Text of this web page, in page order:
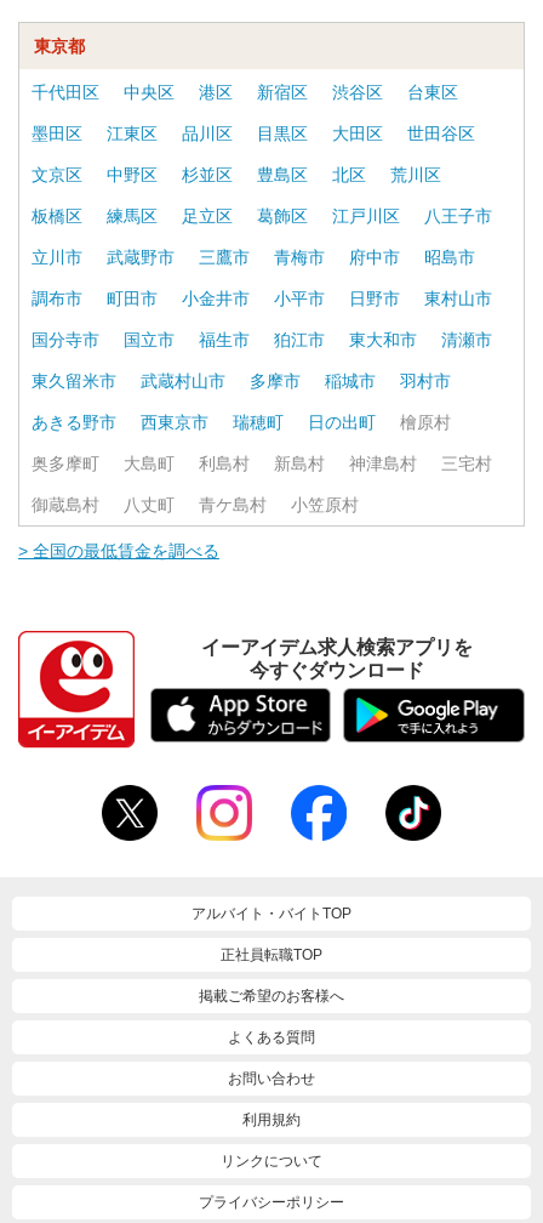
東京都
千代田区 中央区 港区 新宿区 渋谷区 台東区
墨田区 江東区 品川区 目黒区 大田区 世田谷区
文京区 中野区 杉並区 豊島区 北区 荒川区
板橋区 練馬区 足立区 葛飾区 江戸川区 八王子市
立川市 武蔵野市 三鷹市 青梅市 府中市 昭島市
調布市 町田市 小金井市 小平市 日野市 東村山市
国分寺市 国立市 福生市 狛江市 東大和市 清瀬市
東久留米市 武蔵村山市 多摩市 稲城市 羽村市
あきる野市 西東京市 瑞穂町 日の出町 檜原村
奥多摩町 大島町 利島村 新島村 神津島村 三宅村
御蔵島村 八丈町 青ケ島村 小笠原村
> 全国の最低賃金を調べる
イーアイデム求人検索アプリを
今すぐダウンロード
アルバイト・バイトTOP
正社員転職TOP
掲載ご希望のお客様へ
よくある質問
お問い合わせ
利用規約
リンクについて
プライバシーポリシー